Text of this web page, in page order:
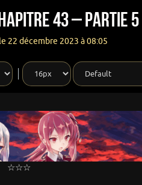
43 – Partie 5
22 décembre 2023 à 08:05
☆☆☆